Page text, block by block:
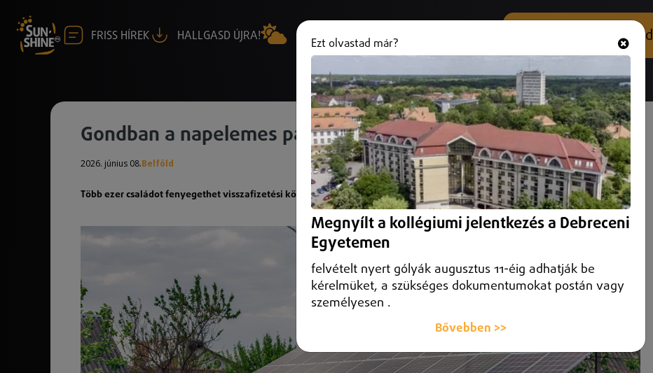
FRISS HÍREK HALLGASD ÚJRA! +36 (20) 316 3000 Hallgasd és nézd
Gondban a napelemes pályázók
2026. június 08.Belföld
Több ezer családot fenyegethet visszafizetési kötelezettség a napelemes pályázatoknál.
Ezt olvastad már?
Megnyílt a kollégiumi jelentkezés a Debreceni
Egyetemen
felvételt nyert gólyák augusztus 11-éig adhatják be
kérelmüket, a szükséges dokumentumokat postán vagy
személyesen .
Bővebben >>